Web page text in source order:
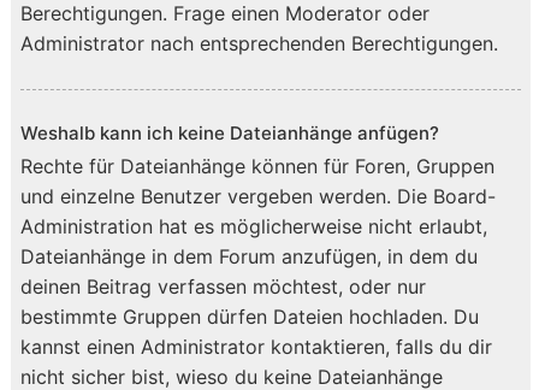
Berechtigungen. Frage einen Moderator oder
Administrator nach entsprechenden Berechtigungen.
Weshalb kann ich keine Dateianhänge anfügen?
Rechte für Dateianhänge können für Foren, Gruppen
und einzelne Benutzer vergeben werden. Die Board-
Administration hat es möglicherweise nicht erlaubt,
Dateianhänge in dem Forum anzufügen, in dem du
deinen Beitrag verfassen möchtest, oder nur
bestimmte Gruppen dürfen Dateien hochladen. Du
kannst einen Administrator kontaktieren, falls du dir
nicht sicher bist, wieso du keine Dateianhänge